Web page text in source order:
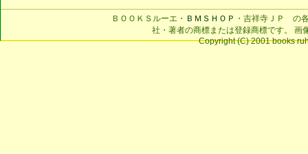
ＢＯＯＫＳルーエ・ ＢＭＳＨＯＰ ・吉祥寺ＪＰ の
社・著者の商標または登録商標です。 画
Copyright (C) 2001 books